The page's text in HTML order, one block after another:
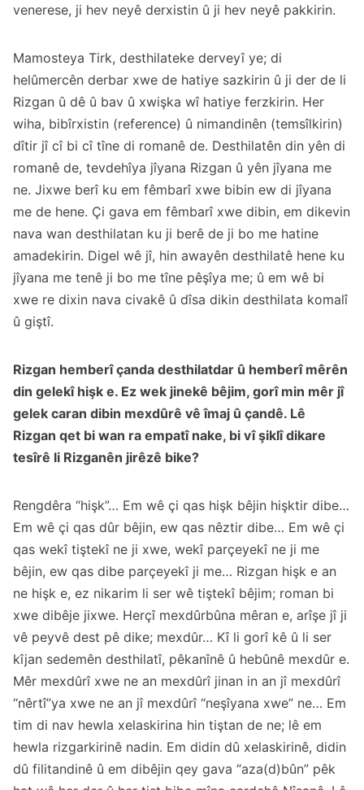
venerese, ji hev neyê derxistin û ji hev neyê pakkirin.
Mamosteya Tirk, desthilateke derveyî ye; di
helûmercên derbar xwe de hatiye sazkirin û ji der de li
Rizgan û dê û bav û xwişka wî hatiye ferzkirin. Her
wiha, bibîrxistin (reference) û nimandinên (temsîlkirin)
dîtir jî cî bi cî tîne di romanê de. Desthilatên din yên di
romanê de, tevdehîya jîyana Rizgan û yên jîyana me
ne. Jixwe berî ku em fêmbarî xwe bibin ew di jîyana
me de hene. Çi gava em fêmbarî xwe dibin, em dikevin
nava wan desthilatan ku ji berê de ji bo me hatine
amadekirin. Digel wê jî, hin awayên desthilatê hene ku
jîyana me tenê ji bo me tîne pêşîya me; û em wê bi
xwe re dixin nava civakê û dîsa dikin desthilata komalî
û giştî.
Rizgan hemberî çanda desthilatdar û hemberî mêrên
din gelekî hişk e. Ez wek jinekê bêjim, gorî min mêr jî
gelek caran dibin mexdûrê vê îmaj û çandê. Lê
Rizgan qet bi wan ra empatî nake, bi vî şiklî dikare
tesîrê li Rizganên jirêzê bike?
Rengdêra “hişk”… Em wê çi qas hişk bêjin hişktir dibe…
Em wê çi qas dûr bêjin, ew qas nêztir dibe… Em wê çi
qas wekî tiştekî ne ji xwe, wekî parçeyekî ne ji me
bêjin, ew qas dibe parçeyekî ji me… Rizgan hişk e an
ne hişk e, ez nikarim li ser wê tiştekî bêjim; roman bi
xwe dibêje jixwe. Herçî mexdûrbûna mêran e, arîşe jî ji
vê peyvê dest pê dike; mexdûr… Kî li gorî kê û li ser
kîjan sedemên desthilatî, pêkanînê û hebûnê mexdûr e.
Mêr mexdûrî xwe ne an mexdûrî jinan in an jî mexdûrî
“nêrtî”ya xwe ne an jî mexdûrî “neşîyana xwe” ne… Em
tim di nav hewla xelaskirina hin tiştan de ne; lê em
hewla rizgarkirinê nadin. Em didin dû xelaskirinê, didin
dû filitandinê û em dibêjin qey gava “aza(d)bûn” pêk